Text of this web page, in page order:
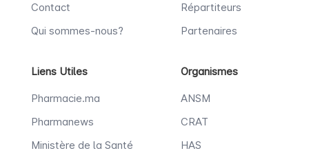
Contact
Qui sommes-nous?
Répartiteurs
Partenaires
Liens Utiles
Pharmacie.ma
Pharmanews
Ministère de la Santé
Organismes
ANSM
CRAT
HAS